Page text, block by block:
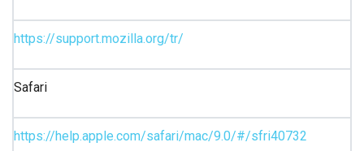
https://support.mozilla.org/tr/
Safari
https://help.apple.com/safari/mac/9.0/#/sfri40732